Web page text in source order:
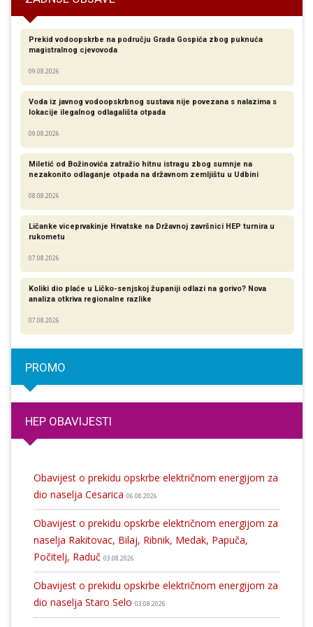
Prekid vodoopskrbe na području Grada Gospića zbog puknuća
magistralnog cjevovoda
09.08.2026
Voda iz javnog vodoopskrbnog sustava nije povezana s nalazima s
lokacije ilegalnog odlagališta otpada
09.08.2026
Miletić od Božinovića zatražio hitnu istragu zbog sumnje na
nezakonito odlaganje otpada na državnom zemljištu u Udbini
08.08.2026
Ličanke viceprvakinje Hrvatske na Državnoj završnici HEP turnira u
rukometu
07.08.2026
Koliki dio plaće u Ličko-senjskoj županiji odlazi na gorivo? Nova
analiza otkriva regionalne razlike​
07.08.2026
PROMO
HEP OBAVIJESTI
Obavijest o prekidu opskrbe električnom energijom za
dio naselja Cesarica 06.08.2026
Obavijest o prekidu opskrbe električnom energijom za
naselja Rakitovac, Bilaj, Ribnik, Medak, Papuča,
Počitelj, Raduč 03.08.2026
Obavijest o prekidu opskrbe električnom energijom za
dio naselja Staro Selo 03.08.2026